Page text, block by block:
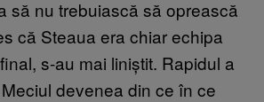
să nu trebuiască să oprească
că Steaua era chiar echipa
s-au mai liniștit. Rapidul a
devenea din ce în ce